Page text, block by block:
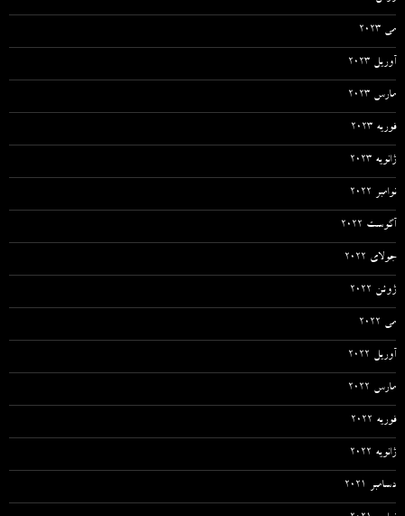
می 2023
آوریل 2023
مارس 2023
فوریه 2023
ژانویه 2023
نوامبر 2022
آگوست 2022
جولای 2022
ژوئن 2022
می 2022
آوریل 2022
مارس 2022
فوریه 2022
ژانویه 2022
دسامبر 2021